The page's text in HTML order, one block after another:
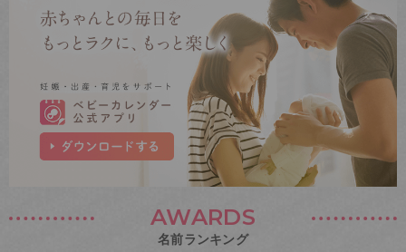
AWARDS
名前ランキング